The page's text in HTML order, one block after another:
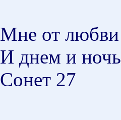
Мне от любви
И днем и
Сонет 27